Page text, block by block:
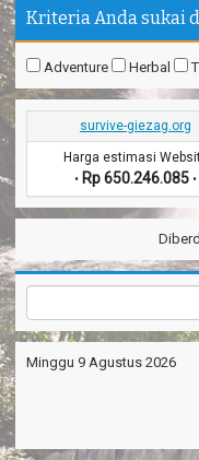
Kriteria Anda sukai
Adventure Herbal
survive-giezag.org
Harga estimasi
• Rp 650.246.085 •
Minggu 9 Agustus 2026